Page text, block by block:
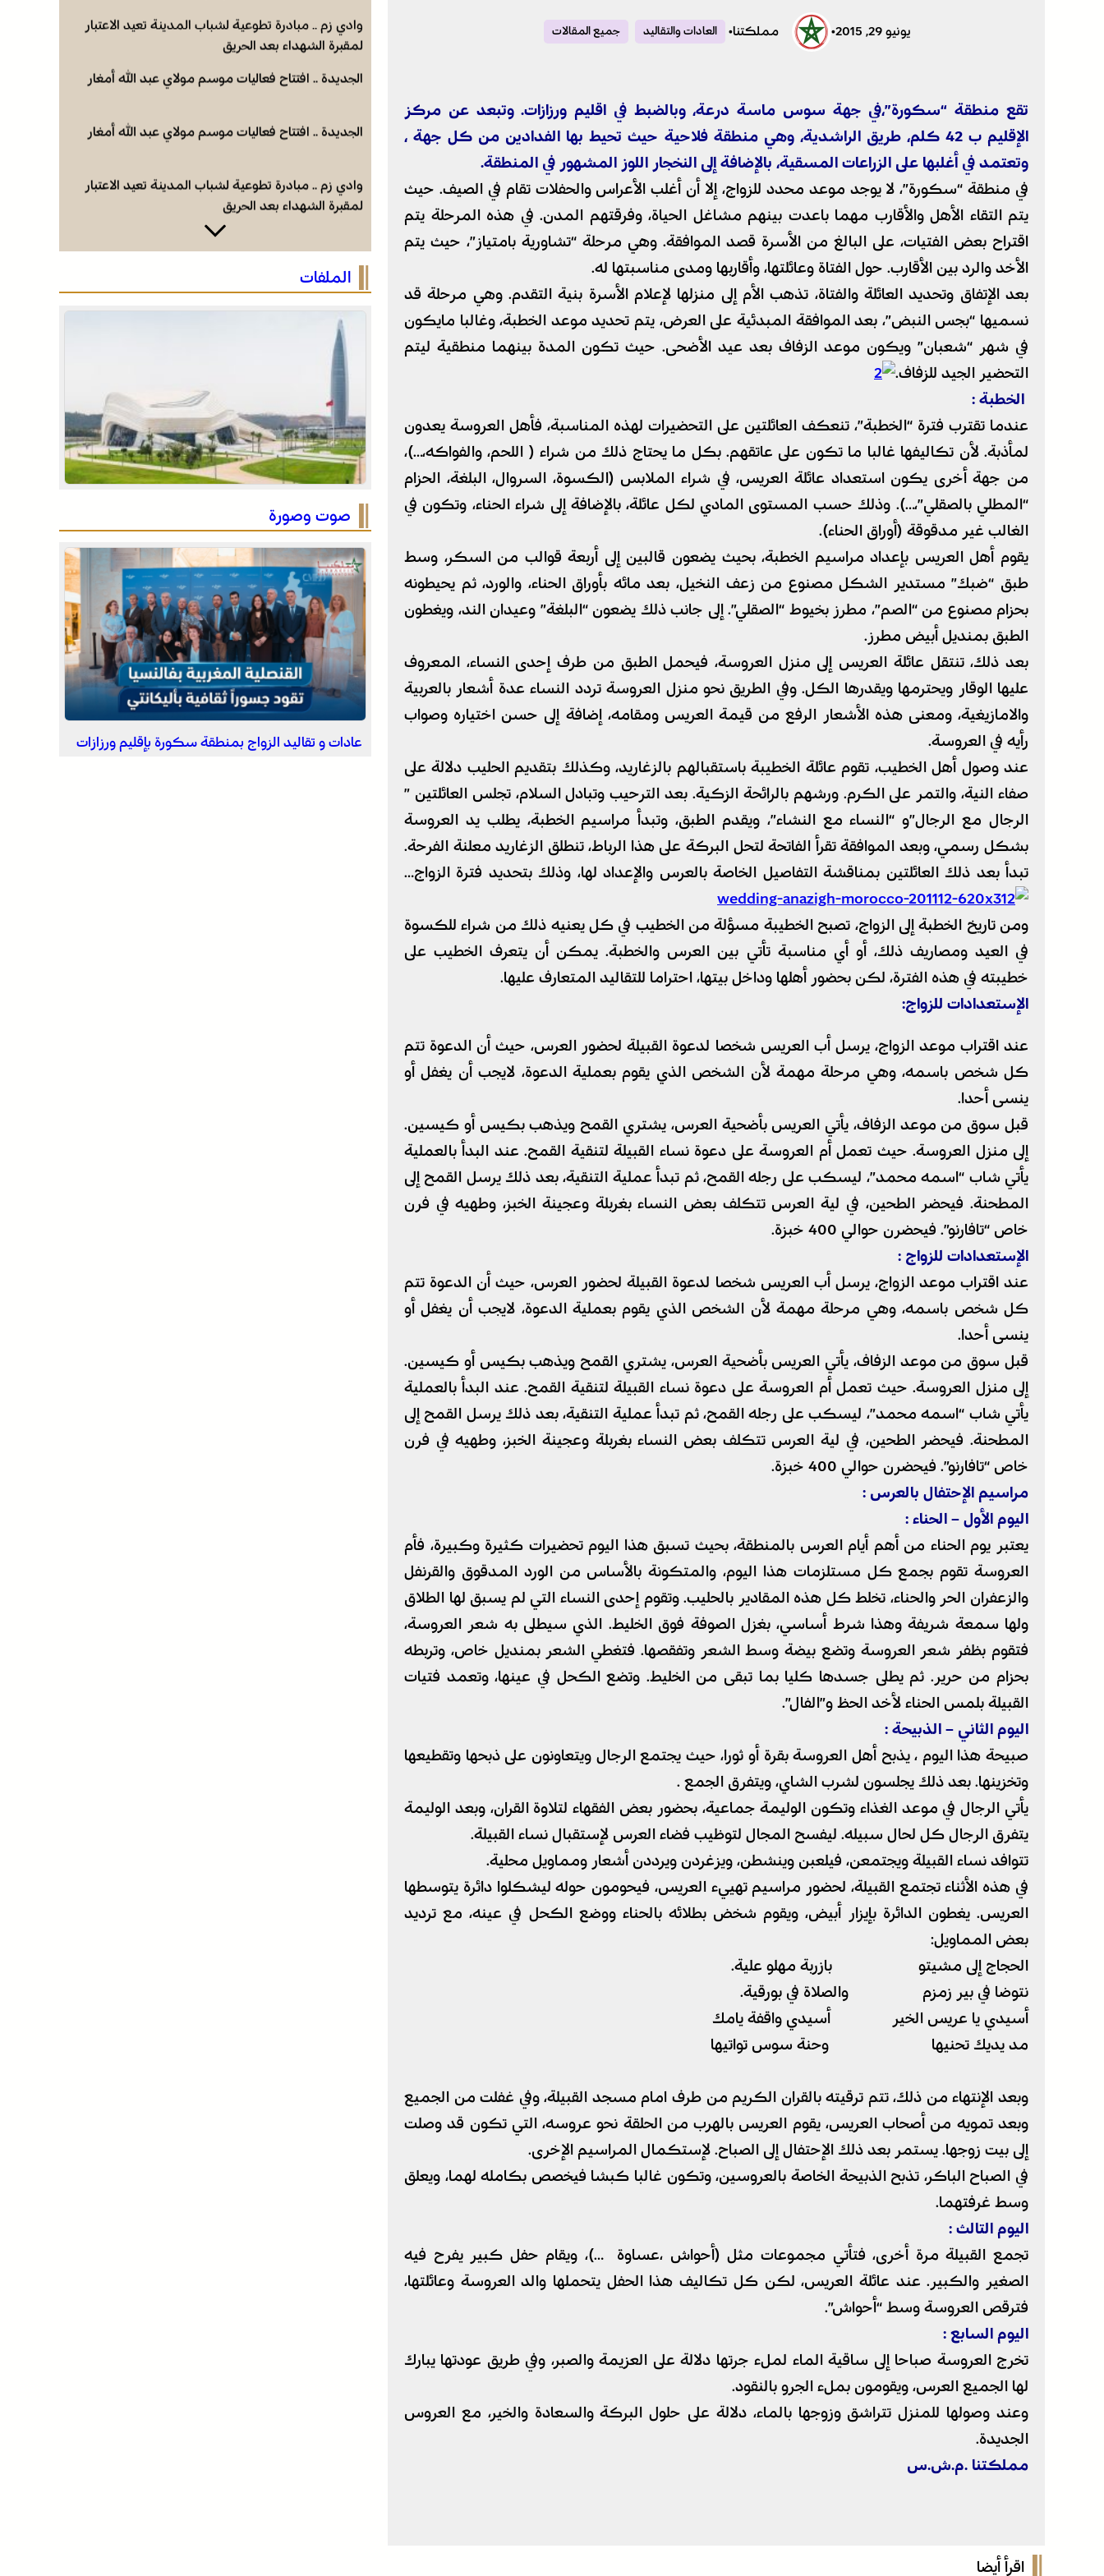
يونيو 29, 2015 • مملكتنا• العادات والتقاليد جميع المقالات
تقع منطقة “سكورة”،في جهة سوس ماسة درعة، وبالضبط في اقليم ورزازات. وتبعد عن مركز
الإقليم ب 42 كلم، طريق الراشدية، وهي منطقة فلاحية حيث تحيط بها الفدادين من كل جهة ،
وتعتمد في أغلبها على الزراعات المسقية، بالإضافة إلى النخجار اللوز المشهور في المنطقة.
في منطقة “سكورة”، لا يوجد موعد محدد للزواج، إلا أن أغلب الأعراس والحفلات تقام في الصيف. حيث
يتم التقاء الأهل والأقارب مهما باعدت بينهم مشاغل الحياة، وفرقتهم المدن. في هذه المرحلة يتم
اقتراح بعض الفتيات، على البالغ من الأسرة قصد الموافقة. وهي مرحلة “تشاورية بامتياز”، حيث يتم
الأخد والرد بين الأقارب. حول الفتاة وعائلتها، وأقاربها ومدى مناسبتها له.
بعد الإتفاق وتحديد العائلة والفتاة، تذهب الأم إلى منزلها لإعلام الأسرة بنية التقدم. وهي مرحلة قد
نسميها “بجس النبض”، بعد الموافقة المبدئية على العرض، يتم تحديد موعد الخطبة، وغالبا مايكون
في شهر “شعبان” ويكون موعد الزفاف بعد عيد الأضحى. حيث تكون المدة بينهما منطقية ليتم
التحضير الجيد للزفاف.
الخطبة :
عندما تقترب فترة “الخطبة”، تنعكف العائلتين على التحضيرات لهذه المناسبة، فأهل العروسة يعدون
لمأذبة. لأن تكاليفها غالبا ما تكون على عاتقهم. بكل ما يحتاج ذلك من شراء ( اللحم، والفواكه،…)،
من جهة أخرى يكون استعداد عائلة العريس، في شراء الملابس (الكسوة، السروال، البلغة، الحزام
“المطلي بالصقلي”،…). وذلك حسب المستوى المادي لكل عائلة، بالإضافة إلى شراء الحناء، وتكون في
الغالب غير مدقوقة (أوراق الحناء).
يقوم أهل العريس بإعداد مراسيم الخطبة، بحيث يضعون قالبين إلى أربعة قوالب من السكر، وسط
طبق “ضبك” مستدير الشكل مصنوع من زعف النخيل، بعد مائه بأوراق الحناء، والورد، ثم يحيطونه
بحزام مصنوع من “الصم”، مطرز بخيوط “الصقلي”. إلى جانب ذلك يضعون “البلغة” وعيدان الند، ويغطون
الطبق بمنديل أبيض مطرز.
بعد ذلك، تنتقل عائلة العريس إلى منزل العروسة، فيحمل الطبق من طرف إحدى النساء، المعروف
عليها الوقار ويحترمها ويقدرها الكل. وفي الطريق نحو منزل العروسة تردد النساء عدة أشعار بالعربية
والامازيغية، ومعنى هذه الأشعار الرفع من قيمة العريس ومقامه، إضافة إلى حسن اختياره وصواب
رأيه في العروسة.
عند وصول أهل الخطيب، تقوم عائلة الخطيبة باستقبالهم بالزغاريد، وكذلك بتقديم الحليب دلالة على
صفاء النية، والتمر على الكرم. ورشهم بالرائحة الزكية. بعد الترحيب وتبادل السلام، تجلس العائلتين ”
الرجال مع الرجال”و “النساء مع النشاء”، ويقدم الطبق، وتبدأ مراسيم الخطبة، يطلب يد العروسة
بشكل رسمي، وبعد الموافقة تقرأ الفاتحة لتحل البركة على هذا الرباط، تنطلق الزغاريد معلنة الفرحة.
تبدأ بعد ذلك العائلتين بمناقشة التفاصيل الخاصة بالعرس والإعداد لها، وذلك بتحديد فترة الزواج…
ومن تاريخ الخطبة إلى الزواج، تصبح الخطيبة مسؤلة من الخطيب في كل يعنيه ذلك من شراء للكسوة
في العيد ومصاريف ذلك، أو أي مناسبة تأتي بين العرس والخطبة. يمكن أن يتعرف الخطيب على
خطيبته في هذه الفترة، لكن بحضور أهلها وداخل بيتها، احتراما للتقاليد المتعارف عليها.
الإستعدادات للزواج:
عند اقتراب موعد الزواج، يرسل أب العريس شخصا لدعوة القبيلة لحضور العرس، حيث أن الدعوة تتم
كل شخص باسمه، وهي مرحلة مهمة لأن الشخص الذي يقوم بعملية الدعوة، لايجب أن يغفل أو
ينسى أحدا.
قبل سوق من موعد الزفاف، يأتي العريس بأضحية العرس، يشتري القمح ويذهب بكيس أو كيسين.
إلى منزل العروسة. حيث تعمل أم العروسة على دعوة نساء القبيلة لتنقية القمح. عند البدأ بالعملية
يأتي شاب “اسمه محمد”، ليسكب على رجله القمح، ثم تبدأ عملية التنقية، بعد ذلك يرسل القمح إلى
المطحنة. فيحضر الطحين، في لية العرس تتكلف بعض النساء بغربلة وعجينة الخبز، وطهيه في فرن
خاص “تافارنو”. فيحضرن حوالي 400 خبزة.
الإستعدادات للزواج :
عند اقتراب موعد الزواج، يرسل أب العريس شخصا لدعوة القبيلة لحضور العرس، حيث أن الدعوة تتم
كل شخص باسمه، وهي مرحلة مهمة لأن الشخص الذي يقوم بعملية الدعوة، لايجب أن يغفل أو
ينسى أحدا.
قبل سوق من موعد الزفاف، يأتي العريس بأضحية العرس، يشتري القمح ويذهب بكيس أو كيسين.
إلى منزل العروسة. حيث تعمل أم العروسة على دعوة نساء القبيلة لتنقية القمح. عند البدأ بالعملية
يأتي شاب “اسمه محمد”، ليسكب على رجله القمح، ثم تبدأ عملية التنقية، بعد ذلك يرسل القمح إلى
المطحنة. فيحضر الطحين، في لية العرس تتكلف بعض النساء بغربلة وعجينة الخبز، وطهيه في فرن
خاص “تافارنو”. فيحضرن حوالي 400 خبزة.
مراسيم الإحتفال بالعرس :
اليوم الأول – الحناء :
يعتبر يوم الحناء من أهم أيام العرس بالمنطقة، بحيث تسبق هذا اليوم تحضيرات كثيرة وكبيرة، فأم
العروسة تقوم بجمع كل مستلزمات هذا اليوم، والمتكونة بالأساس من الورد المدقوق والقرنفل
والزعفران الحر والحناء، تخلط كل هذه المقادير بالحليب. وتقوم إحدى النساء التي لم يسبق لها الطلاق
ولها سمعة شريفة وهذا شرط أساسي، بغزل الصوفة فوق الخليط. الذي سيطلى به شعر العروسة،
فتقوم بظفر شعر العروسة وتضع بيضة وسط الشعر وتفقصها. فتغطي الشعر بمنديل خاص، وتربطه
بحزام من حرير. ثم يطلى جسدها كليا بما تبقى من الخليط. وتضع الكحل في عينها، وتعمد فتيات
القبيلة بلمس الحناء لأخد الحظ و”الفال”.
اليوم الثاني – الذبيحة :
صبيحة هذا اليوم ، يذبح أهل العروسة بقرة أو ثورا، حيث يجتمع الرجال ويتعاونون على ذبحها وتقطيعها
وتخزينها. بعد ذلك يجلسون لشرب الشاي، ويتفرق الجمع .
يأتي الرجال في موعد الغذاء وتكون الوليمة جماعية، بحضور بعض الفقهاء لتلاوة القران، وبعد الوليمة
يتفرق الرجال كل لحال سبيله. ليفسح المجال لتوظيب فضاء العرس لإستقبال نساء القبيلة.
تتوافد نساء القبيلة ويجتمعن، فيلعبن وينشطن، ويزغردن ويرددن أشعار ومماويل محلية.
في هذه الأثناء تجتمع القبيلة، لحضور مراسيم تهييء العريس، فيحومون حوله ليشكلوا دائرة يتوسطها
العريس. يغطون الدائرة بإيزار أبيض، ويقوم شخض بطلائه بالحناء ووضع الكحل في عينه، مع ترديد
بعض المماويل:
الحجاج إلى مشيتو بازربة مهلو علية.
نتوضا في بير زمزم والصلاة في بورقية.
أسيدي يا عريس الخير أسيدي واقفة يامك
مد يديك تحنيها وحنة سوس تواتيها
وبعد الإنتهاء من ذلك، تتم ترقيته بالقران الكريم من طرف امام مسجد القبيلة، وفي غفلت من الجميع
وبعد تمويه من أصحاب العريس، يقوم العريس بالهرب من الحلقة نحو عروسه، التي تكون قد وصلت
إلى بيت زوجها. يستمر بعد ذلك الإحتفال إلى الصباح. لإستكمال المراسيم الإخرى.
في الصباح الباكر، تذبح الذبيحة الخاصة بالعروسين، وتكون غالبا كبشا فيخصص بكامله لهما، ويعلق
وسط غرفتهما.
اليوم التالث :
تجمع القبيلة مرة أخرى، فتأتي مجموعات مثل (أحواش ،عساوة …)، ويقام حفل كبير يفرح فيه
الصغير والكبير. عند عائلة العريس، لكن كل تكاليف هذا الحفل يتحملها والد العروسة وعائلتها،
فترقص العروسة وسط “أحواش”.
اليوم السابع :
تخرج العروسة صباحا إلى ساقية الماء لملء جرتها دلالة على العزيمة والصبر، وفي طريق عودتها يبارك
لها الجميع العرس، ويقومون بملء الجرو بالنقود.
وعند وصولها للمنزل تتراشق وزوجها بالماء، دلالة على حلول البركة والسعادة والخير، مع العروس
الجديدة.
مملكتنا .م.ش.س
اقرأ أيضا
وادي زم .. مبادرة تطوعية لشباب المدينة تعيد الاعتبار
لمقبرة الشهداء بعد الحريق
الجديدة .. افتتاح فعاليات موسم مولاي عبد الله أمغار
الجديدة .. افتتاح فعاليات موسم مولاي عبد الله أمغار
وادي زم .. مبادرة تطوعية لشباب المدينة تعيد الاعتبار
لمقبرة الشهداء بعد الحريق
وادي زم .. مبادرة تطوعية لشباب المدينة تعيد الاعتبار
الجديدة .. افتتاح فعاليات موسم مولاي عبد الله أمغار
الجديدة .. افتتاح فعاليات موسم مولاي عبد الله أمغار
وادي زم .. مبادرة تطوعية لشباب المدينة تعيد الاعتبار
لمقبرة الشهداء بعد الحريق
وادي زم .. مبادرة تطوعية لشباب المدينة تعيد الاعتبار
لمقبرة الشهداء بعد الحريق
الملفات
صوت وصورة
عادات و تقاليد الزواج بمنطقة سكورة بإقليم ورزازات